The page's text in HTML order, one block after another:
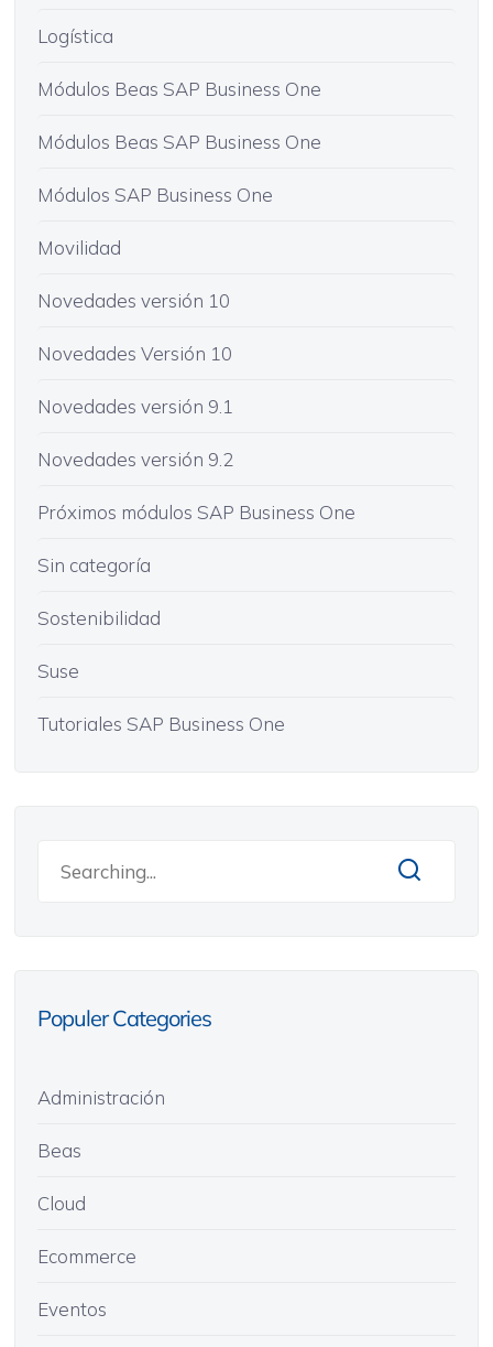
Logística
Módulos Beas SAP Business One
Módulos Beas SAP Business One
Módulos SAP Business One
Movilidad
Novedades versión 10
Novedades Versión 10
Novedades versión 9.1
Novedades versión 9.2
Próximos módulos SAP Business One
Sin categoría
Sostenibilidad
Suse
Tutoriales SAP Business One
Populer Categories
Administración
Beas
Cloud
Ecommerce
Eventos